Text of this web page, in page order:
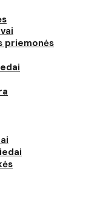
priemonės